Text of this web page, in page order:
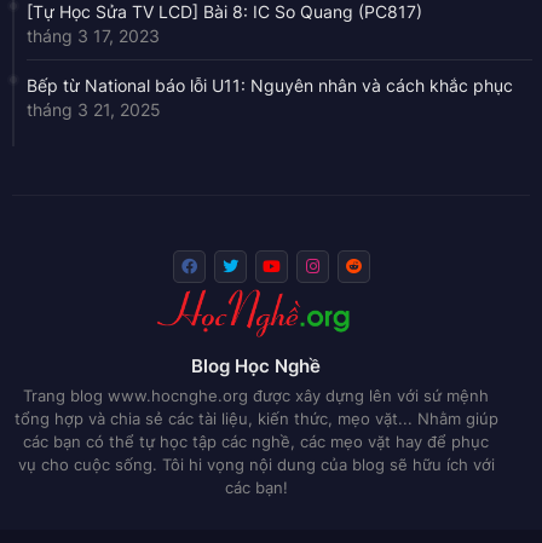
[Tự Học Sửa TV LCD] Bài 8: IC So Quang (PC817)
tháng 3 17, 2023
Bếp từ National báo lỗi U11: Nguyên nhân và cách khắc phục
tháng 3 21, 2025
Blog Học Nghề
Trang blog www.hocnghe.org được xây dựng lên với sứ mệnh
tổng hợp và chia sẻ các tài liệu, kiến thức, mẹo vặt... Nhằm giúp
các bạn có thể tự học tập các nghề, các mẹo vặt hay để phục
vụ cho cuộc sống. Tôi hi vọng nội dung của blog sẽ hữu ích với
các bạn!